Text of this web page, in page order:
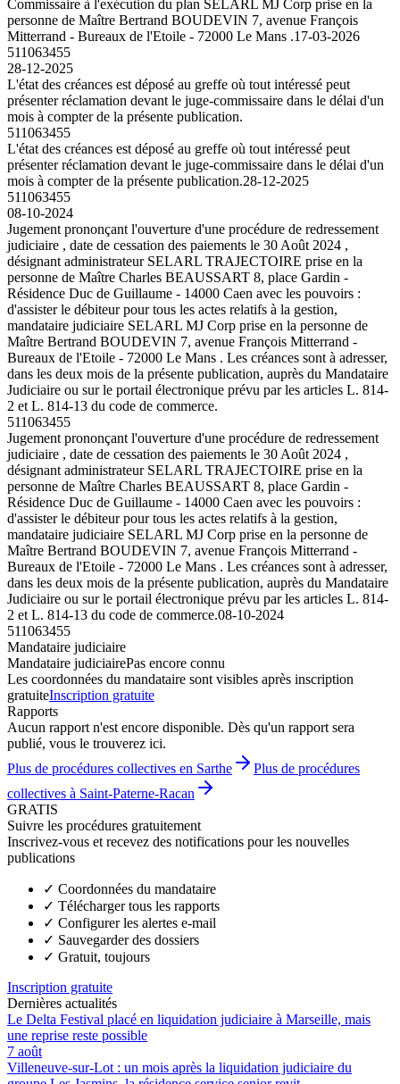
Commissaire à l'exécution du plan SELARL MJ Corp prise en la
personne de Maître Bertrand BOUDEVIN 7, avenue François
Mitterrand - Bureaux de l'Etoile - 72000 Le Mans .17-03-2026
511063455
28-12-2025
L'état des créances est déposé au greffe où tout intéressé peut
présenter réclamation devant le juge-commissaire dans le délai d'un
mois à compter de la présente publication.
511063455
L'état des créances est déposé au greffe où tout intéressé peut
présenter réclamation devant le juge-commissaire dans le délai d'un
mois à compter de la présente publication.28-12-2025
511063455
08-10-2024
Jugement prononçant l'ouverture d'une procédure de redressement
judiciaire , date de cessation des paiements le 30 Août 2024 ,
désignant administrateur SELARL TRAJECTOIRE prise en la
personne de Maître Charles BEAUSSART 8, place Gardin -
Résidence Duc de Guillaume - 14000 Caen avec les pouvoirs :
d'assister le débiteur pour tous les actes relatifs à la gestion,
mandataire judiciaire SELARL MJ Corp prise en la personne de
Maître Bertrand BOUDEVIN 7, avenue François Mitterrand -
Bureaux de l'Etoile - 72000 Le Mans . Les créances sont à adresser,
dans les deux mois de la présente publication, auprès du Mandataire
Judiciaire ou sur le portail électronique prévu par les articles L. 814-
2 et L. 814-13 du code de commerce.
511063455
Jugement prononçant l'ouverture d'une procédure de redressement
judiciaire , date de cessation des paiements le 30 Août 2024 ,
désignant administrateur SELARL TRAJECTOIRE prise en la
personne de Maître Charles BEAUSSART 8, place Gardin -
Résidence Duc de Guillaume - 14000 Caen avec les pouvoirs :
d'assister le débiteur pour tous les actes relatifs à la gestion,
mandataire judiciaire SELARL MJ Corp prise en la personne de
Maître Bertrand BOUDEVIN 7, avenue François Mitterrand -
Bureaux de l'Etoile - 72000 Le Mans . Les créances sont à adresser,
dans les deux mois de la présente publication, auprès du Mandataire
Judiciaire ou sur le portail électronique prévu par les articles L. 814-
2 et L. 814-13 du code de commerce.08-10-2024
511063455
Mandataire judiciaire
Mandataire judiciairePas encore connu
Les coordonnées du mandataire sont visibles après inscription
gratuiteInscription gratuite
Rapports
Aucun rapport n'est encore disponible. Dès qu'un rapport sera
publié, vous le trouverez ici.
Plus de procédures collectives en Sarthe
Plus de procédures
collectives à Saint-Paterne-Racan
GRATIS
Suivre les procédures gratuitement
Inscrivez-vous et recevez des notifications pour les nouvelles
publications
✓ Coordonnées du mandataire
✓ Télécharger tous les rapports
✓ Configurer les alertes e-mail
✓ Sauvegarder des dossiers
✓ Gratuit, toujours
Inscription gratuite
Dernières actualités
Le Delta Festival placé en liquidation judiciaire à Marseille, mais
une reprise reste possible
7 août
Villeneuve-sur-Lot : un mois après la liquidation judiciaire du